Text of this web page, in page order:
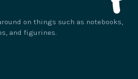
on things such as notebooks,
and figurines.